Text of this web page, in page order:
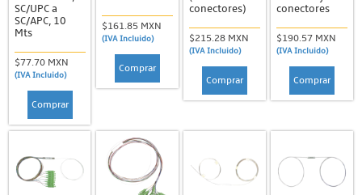
SC/UPC a
SC/APC, 10
Mts
$77.70 MXN
(IVA Incluido)
Comprar
$161.85 MXN
(IVA Incluido)
Comprar
conectores)
$215.28 MXN
(IVA Incluido)
Comprar
conectores
$190.57 MXN
(IVA Incluido)
Comprar